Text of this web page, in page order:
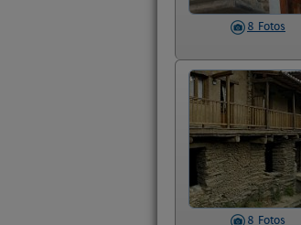
8 Fotos
8 Fotos